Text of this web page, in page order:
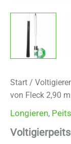
Start /
von Fleck 2,90 m
Longieren,